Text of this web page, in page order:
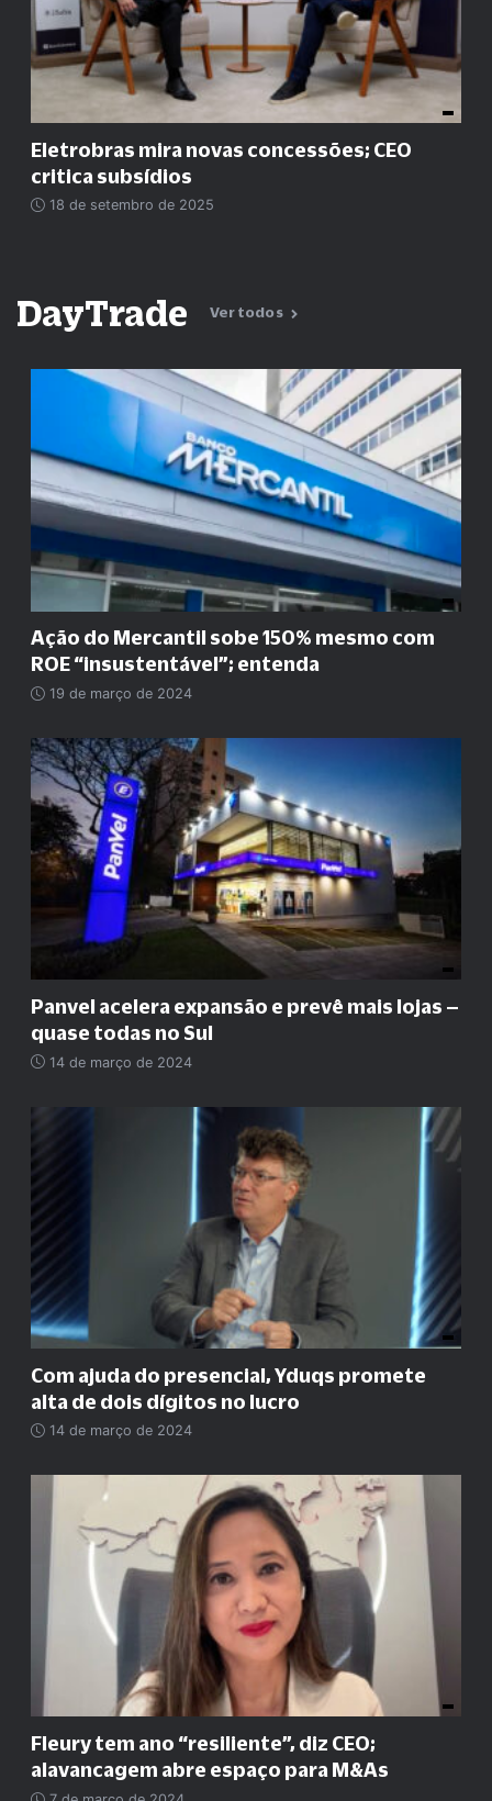
Eletrobras mira novas concessões; CEO
critica subsídios
18 de setembro de 2025
DayTrade Ver todos
Ação do Mercantil sobe 150% mesmo com
ROE“insustentável”; entenda
19 de março de 2024
Panvel acelera expansão e prevê mais lojas –
quase todas no Sul
14 de março de 2024
Com ajuda do presencial, Yduqs promete
alta de dois dígitos no lucro
14 de março de 2024
Fleury tem ano “resiliente”, diz CEO;
alavancagem abre espaço para M&As